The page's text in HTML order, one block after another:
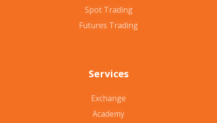
Spot Trading
Futures Trading
Services
Exchange
Academy